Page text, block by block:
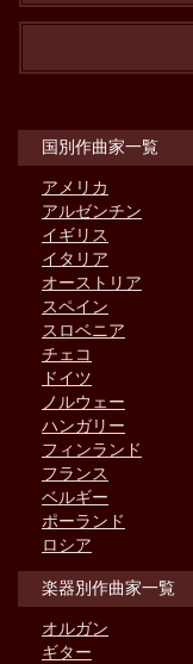
国別作曲家一覧
アメリカ
アルゼンチン
イギリス
イタリア
オーストリア
スペイン
スロベニア
チェコ
ドイツ
ノルウェー
ハンガリー
フィンランド
フランス
ベルギー
ポーランド
ロシア
楽器別作曲家一覧
オルガン
ギター